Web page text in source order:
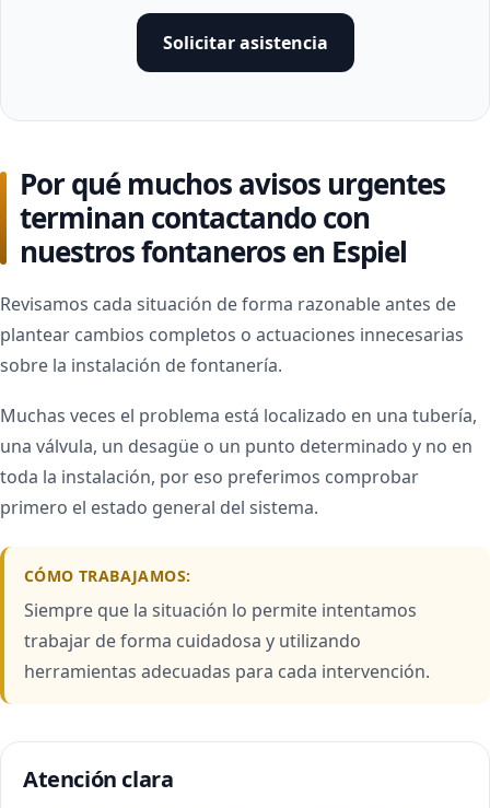
Solicitar asistencia
Por qué muchos avisos urgentes
terminan contactando con
nuestros fontaneros en Espiel
Revisamos cada situación de forma razonable antes de
plantear cambios completos o actuaciones innecesarias
sobre la instalación de fontanería.
Muchas veces el problema está localizado en una tubería,
una válvula, un desagüe o un punto determinado y no en
toda la instalación, por eso preferimos comprobar
primero el estado general del sistema.
CÓMO TRABAJAMOS:
Siempre que la situación lo permite intentamos
trabajar de forma cuidadosa y utilizando
herramientas adecuadas para cada intervención.
Atención clara